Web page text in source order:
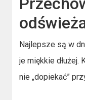
Najlepsze są w
je miękkie dłużej.
nie „dopiekać”